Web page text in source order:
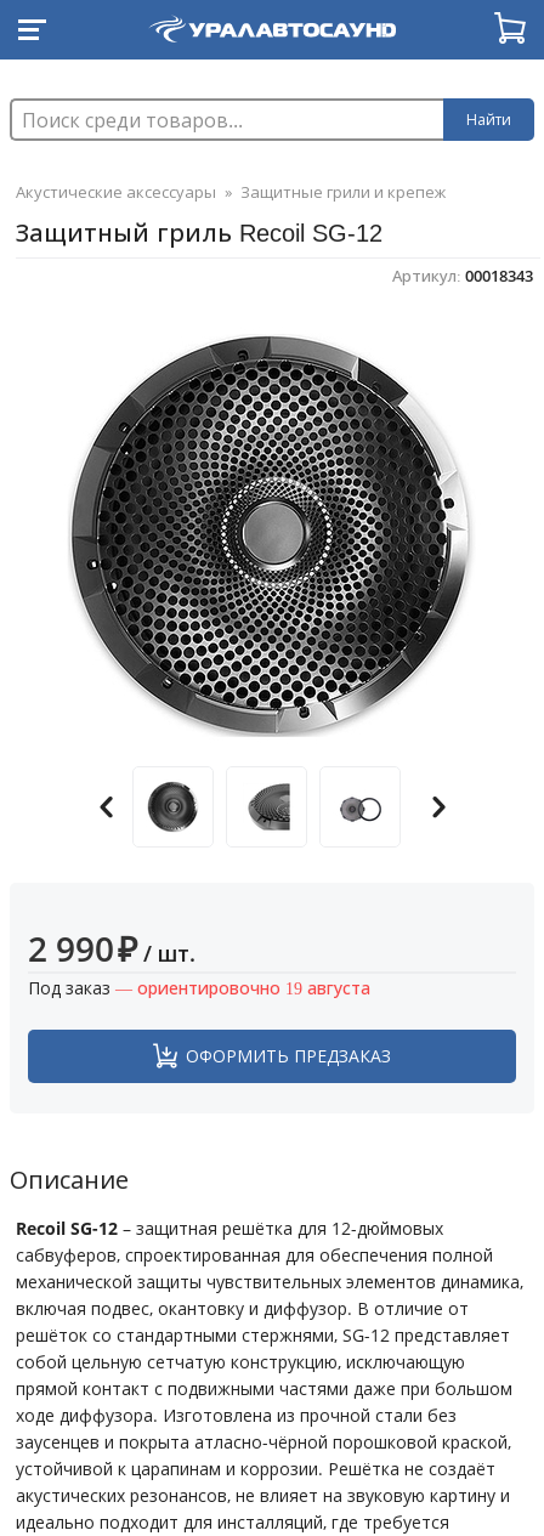
Найти
Акустические аксессуары » Защитные грили и крепеж
Защитный гриль Recoil SG-12
Артикул: 00018343
2 990₽ / шт.
Под заказ — ориентировочно 19 августа
ОФОРМИТЬ ПРЕДЗАКАЗ
Описание
Recoil SG-12 – защитная решётка для 12-дюймовых
сабвуферов, спроектированная для обеспечения полной
механической защиты чувствительных элементов динамика,
включая подвес, окантовку и диффузор. В отличие от
решёток со стандартными стержнями, SG-12 представляет
собой цельную сетчатую конструкцию, исключающую
прямой контакт с подвижными частями даже при большом
ходе диффузора. Изготовлена из прочной стали без
заусенцев и покрыта атласно-чёрной порошковой краской,
устойчивой к царапинам и коррозии. Решётка не создаёт
акустических резонансов, не влияет на звуковую картину и
идеально подходит для инсталляций, где требуется